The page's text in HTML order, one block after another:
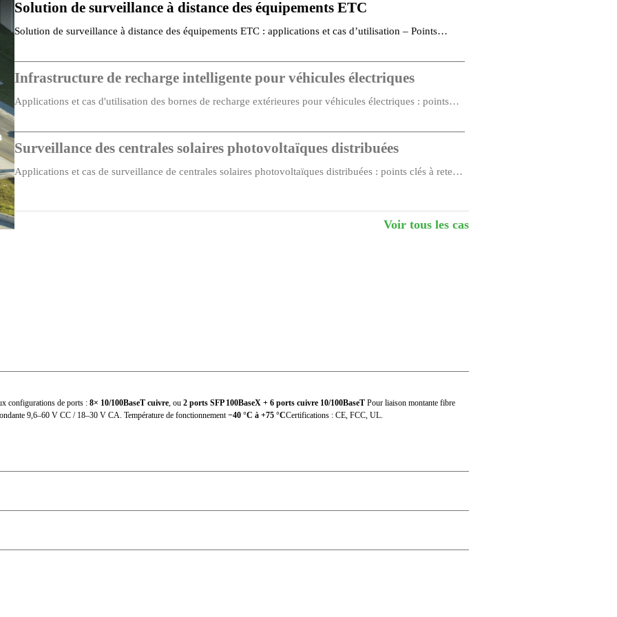
Qualité de service (QoS), protection contre les tempêtes de diffusion (BSP)
1K
448 Kbit
Stockage et retransmission
<10 μs
3 IEC(EN)61000-4-6, Class 3; IEC(EN)61000-4-8, Class 5 IEC(EN)61000-4-18, Class 3
Solution de surveillance à distance des équipements ETC
Solution de surveillance à distance des équipements ETC : applications et cas d’utilisation – Points
Infrastructure de recharge intelligente pour véhicules électriques
Applications et cas d'utilisation des bornes de recharge extérieures pour véhicules électriques : points
clés à retenir : connecter et protéger…
Surveillance des centrales solaires photovoltaïques distribuées
Applications et cas de surveillance de centrales solaires photovoltaïques distribuées : points clés à retenir
pour maximiser…
Alimentation en eau secondaire Voir tous les cas
configurations de ports : 8× 10/100BaseT cuivre, ou 2 ports SFP 100BaseX + 6 ports cuivre 10/100BaseT Pour liaison montante fibre
9,6–60 V CC / 18–30 V CA. Température de fonctionnement−40 °C à +75 °CCertifications : CE, FCC, UL.